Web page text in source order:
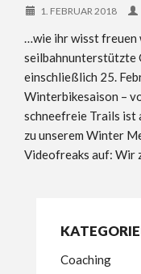
1. FEBRUAR 2018
…wie ihr wisst freuen
seilbahnunterstützte
einschließlich 25.
Winterbikesaison –
schneefreie Trails
zu unserem Winter
Videofreaks auf: Wir
Coaching